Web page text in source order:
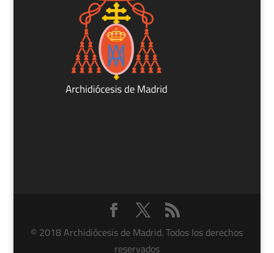
© 2018 Archidiócesis de Madrid. Todos los derechos
reservados